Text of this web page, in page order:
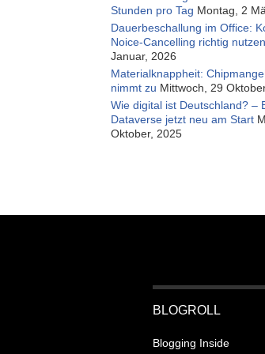
Stunden pro Tag Montag, 2
Dauerbeschallung im Office:
Noice-Cancelling richtig nutzen
Januar, 2026
Materialknappheit:
nimmt zu Mittwoch, 29
Wie digital ist Deutschland? –
Dataverse jetzt neu am Start
Oktober, 2025
BLOGROLL
Blogging Inside